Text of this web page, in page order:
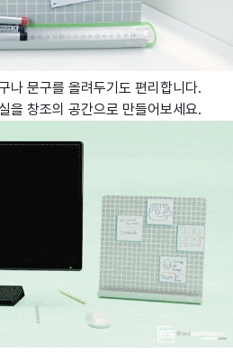
문구를 올려두기도 편리합니다.
창조의 공간으로 만들어보세요.